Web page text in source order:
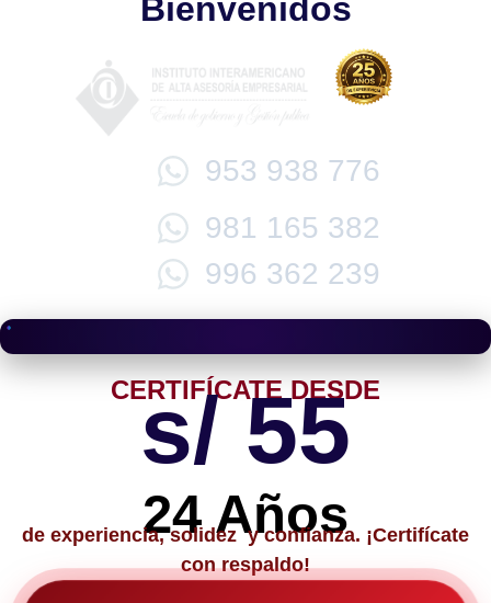
Bienvenidos
953 938 776
981 165 382
996 362 239
CERTIFÍCATE DESDE
s/ 55
24 Años
de experiencia, solidez y confianza. ¡Certifícate
con respaldo!